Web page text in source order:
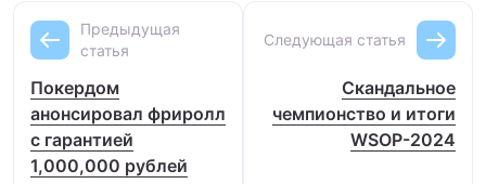
Предыдущая
статья
Покердом
анонсировал фриролл
с гарантией
1,000,000 рублей
Следующая статья
Скандальное
чемпионство и итоги
WSOP-2024